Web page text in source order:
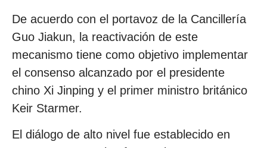
De acuerdo con el portavoz de la Cancillería
Guo Jiakun, la reactivación de este
mecanismo tiene como objetivo implementar
el consenso alcanzado por el presidente
chino Xi Jinping y el primer ministro británico
Keir Starmer.
El diálogo de alto nivel fue establecido en